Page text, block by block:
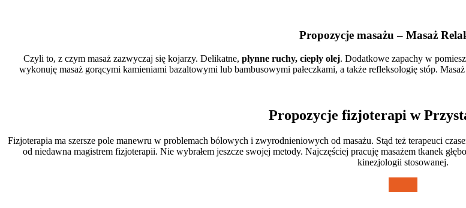
Propozycje masażu – Masaż
Czyli to, z czym masaż zazwyczaj się kojarzy. Delikatne, płynne ruchy, ciepły olej. Dodatkowe zapachy w
wykonuję masaż gorącymi kamieniami bazaltowymi lub bambusowymi pałeczkami, a także refleksologię stóp.
Propozycje fizjoterapi w
Fizjoterapia ma szersze pole manewru w problemach bólowych i zwyrodnieniowych od masażu. Stąd też terapeuci
od niedawna magistrem fizjoterapii. Nie wybrałem jeszcze swojej metody. Najczęściej pracuję masażem tkanek
kinezjologii stosowanej.